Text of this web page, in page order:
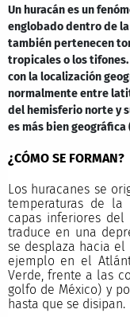
Un huracán es un
englobado dentro de
también pertenecen
tropicales o los
con la localización
normalmente entre
del hemisferio norte y
es más bien geográfica
¿CÓMO SE FORMAN?
Los huracanes se
temperaturas de
capas inferiores
traduce en una
se desplaza hacia
ejemplo en el
Verde, frente a las
golfo de México) y
hasta que se disipan.